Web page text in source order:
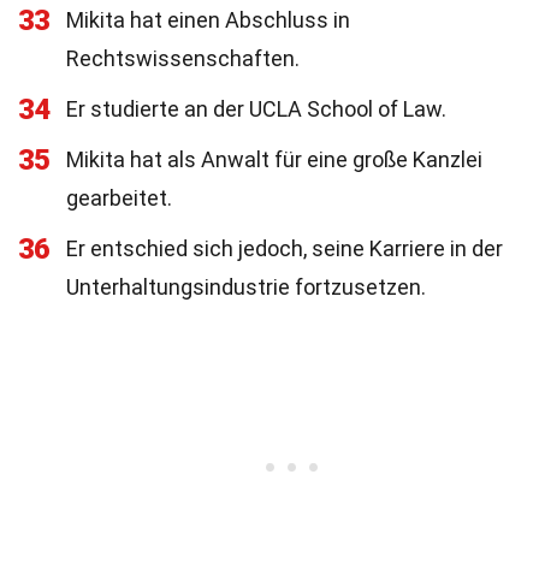
33
Mikita hat einen Abschluss in
Rechtswissenschaften.
34 Er studierte an der UCLA School of Law.
35
Mikita hat als Anwalt für eine große Kanzlei
gearbeitet.
36
Er entschied sich jedoch, seine Karriere in der
Unterhaltungsindustrie fortzusetzen.